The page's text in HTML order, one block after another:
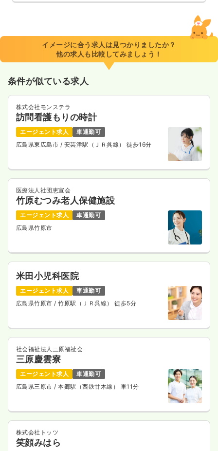
イメージに合う求人は見つかりましたか？
他の求人も比較してみましょう！
条件が似ている求人
株式会社モンステラ
訪問看護もりの時計
エージェント求人
車通勤可
広島県東広島市 / 安芸津駅（ＪＲ呉線） 徒歩16分
医療法人社団恵宣会
竹原むつみ老人保健施設
エージェント求人
車通勤可
広島県竹原市
米田小児科医院
エージェント求人
車通勤可
広島県竹原市/ 竹原駅（ＪＲ呉線） 徒歩5分
社会福祉法人三原福祉会
三原慶雲寮
エージェント求人
車通勤可
広島県三原市/ 本郷駅（西鉄甘木線） 車11分
株式会社トッツ
笑顔みはら